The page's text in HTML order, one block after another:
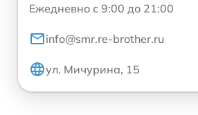
Ежедневно с 9:00 до 21:00
info@smr.re-brother.ru
ул. Мичурина, 15